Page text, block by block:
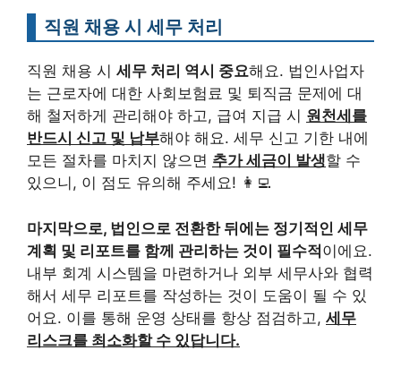
직원 채용 시 세무 처리
직원 채용 시 세무 처리 역시 중요해요. 법인사업자
는 근로자에 대한 사회보험료 및 퇴직금 문제에 대
해 철저하게 관리해야 하고, 급여 지급 시 원천세를
반드시 신고 및 납부해야 해요. 세무 신고 기한 내에
모든 절차를 마치지 않으면 추가 세금이 발생할 수
있으니, 이 점도 유의해 주세요! 👩‍💻
마지막으로, 법인으로 전환한 뒤에는 정기적인 세무
계획 및 리포트를 함께 관리하는 것이 필수적이에요.
내부 회계 시스템을 마련하거나 외부 세무사와 협력
해서 세무 리포트를 작성하는 것이 도움이 될 수 있
어요. 이를 통해 운영 상태를 항상 점검하고, 세무
리스크를 최소화할 수 있답니다.